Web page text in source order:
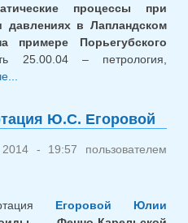
процессы при
давлениях в Лапландском
примере Порьегубского
25.00.04 – петрология,
Ю.С. Егоровой
- 19:57 пользователем
Егоровой Юлии